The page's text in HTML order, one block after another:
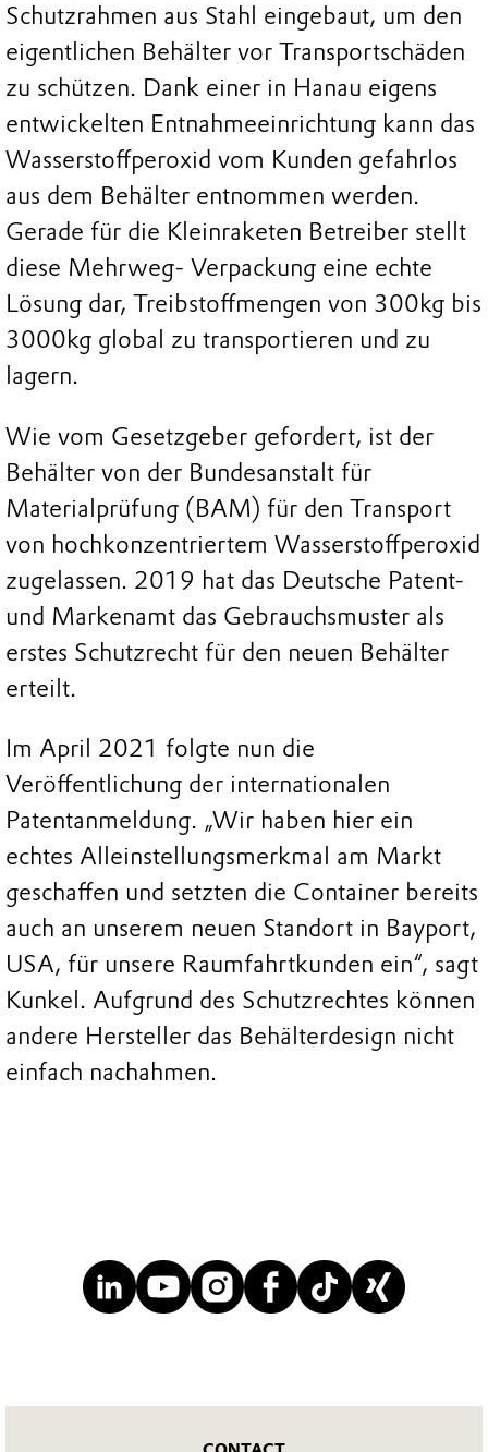
Schutzrahmen aus Stahl eingebaut, um den
eigentlichen Behälter vor Transportschäden
zu schützen. Dank einer in Hanau eigens
entwickelten Entnahmeeinrichtung kann das
Wasserstoffperoxid vom Kunden gefahrlos
aus dem Behälter entnommen werden.
Gerade für die Kleinraketen Betreiber stellt
diese Mehrweg- Verpackung eine echte
Lösung dar, Treibstoffmengen von 300kg bis
3000kg global zu transportieren und zu
lagern.
Wie vom Gesetzgeber gefordert, ist der
Behälter von der Bundesanstalt für
Materialprüfung (BAM) für den Transport
von hochkonzentriertem Wasserstoffperoxid
zugelassen. 2019 hat das Deutsche Patent-
und Markenamt das Gebrauchsmuster als
erstes Schutzrecht für den neuen Behälter
erteilt.
Im April 2021 folgte nun die
Veröffentlichung der internationalen
Patentanmeldung. „Wir haben hier ein
echtes Alleinstellungsmerkmal am Markt
geschaffen und setzten die Container bereits
auch an unserem neuen Standort in Bayport,
USA, für unsere Raumfahrtkunden ein“, sagt
Kunkel. Aufgrund des Schutzrechtes können
andere Hersteller das Behälterdesign nicht
einfach nachahmen.